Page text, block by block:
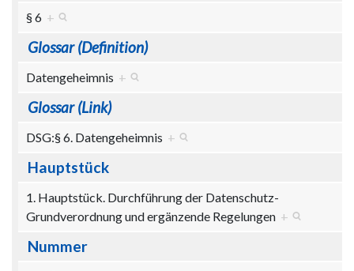
§ 6 +
Glossar (Definition)
Datengeheimnis +
Glossar (Link)
DSG:§ 6. Datengeheimnis +
Hauptstück
1. Hauptstück. Durchführung der Datenschutz-
Grundverordnung und ergänzende Regelungen +
Nummer